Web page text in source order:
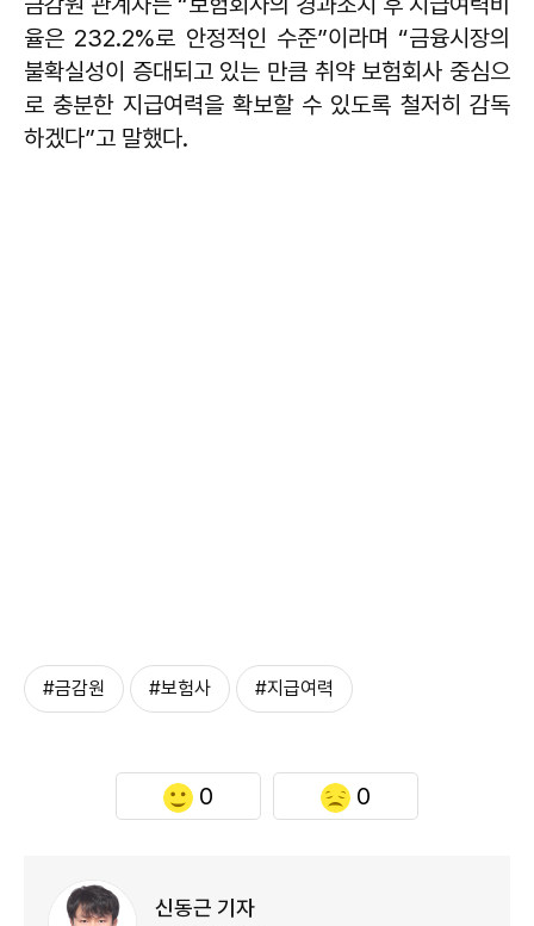
율은 232.2%로 안정적인 수준”이라며 “금융시장의
불확실성이 증대되고 있는 만큼 취약 보험회사 중심으
로 충분한 지급여력을 확보할 수 있도록 철저히 감독
하겠다”고 말했다.
#금감원 #보험사 #지급여력
0 0
신동근 기자